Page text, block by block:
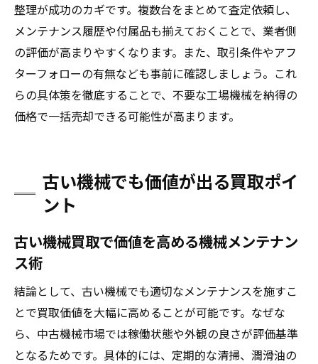
整理が成功のカギです。複数台をまとめて査定依頼し、
メンテナンス履歴や付属品も揃えておくことで、業者側
の評価が高まりやすくなります。また、取引条件やアフ
ターフォローの有無なども事前に確認しましょう。これ
らの具体策を徹底することで、不要な工場機械を納得の
価格で一括売却できる可能性が高まります。
古い機械でも価値が出る買取ポイ
ント
古い機械買取で価値を高める機械メンテナン
ス術
結論として、古い機械でも適切なメンテナンスを施すこ
とで買取価値を大幅に高めることが可能です。なぜな
ら、中古機械市場では稼働状態や外観の良さが評価基準
となるためです。具体的には、定期的な清掃、潤滑油の